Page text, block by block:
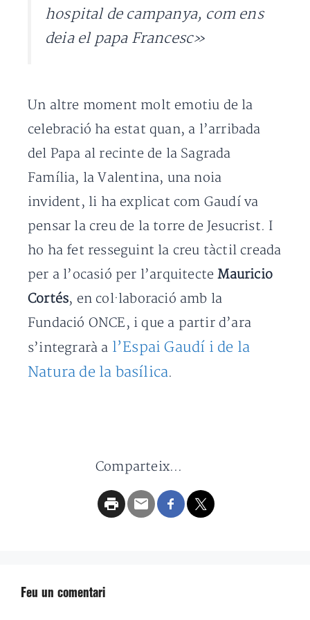
hospital de campanya, com ens
deia el papa Francesc»
Un altre moment molt emotiu de la
celebració ha estat quan, a l’arribada
del Papa al recinte de la Sagrada
Família, la Valentina, una noia
invident, li ha explicat com Gaudí va
pensar la creu de la torre de Jesucrist. I
ho ha fet resseguint la creu tàctil creada
per a l’ocasió per l’arquitecteMauricio
Cortés, en col·laboració amb la
Fundació ONCE, i que a partir d’ara
s’integrarà a l’Espai Gaudí i de la
Natura de la basílica.
Comparteix...
Feu un comentari